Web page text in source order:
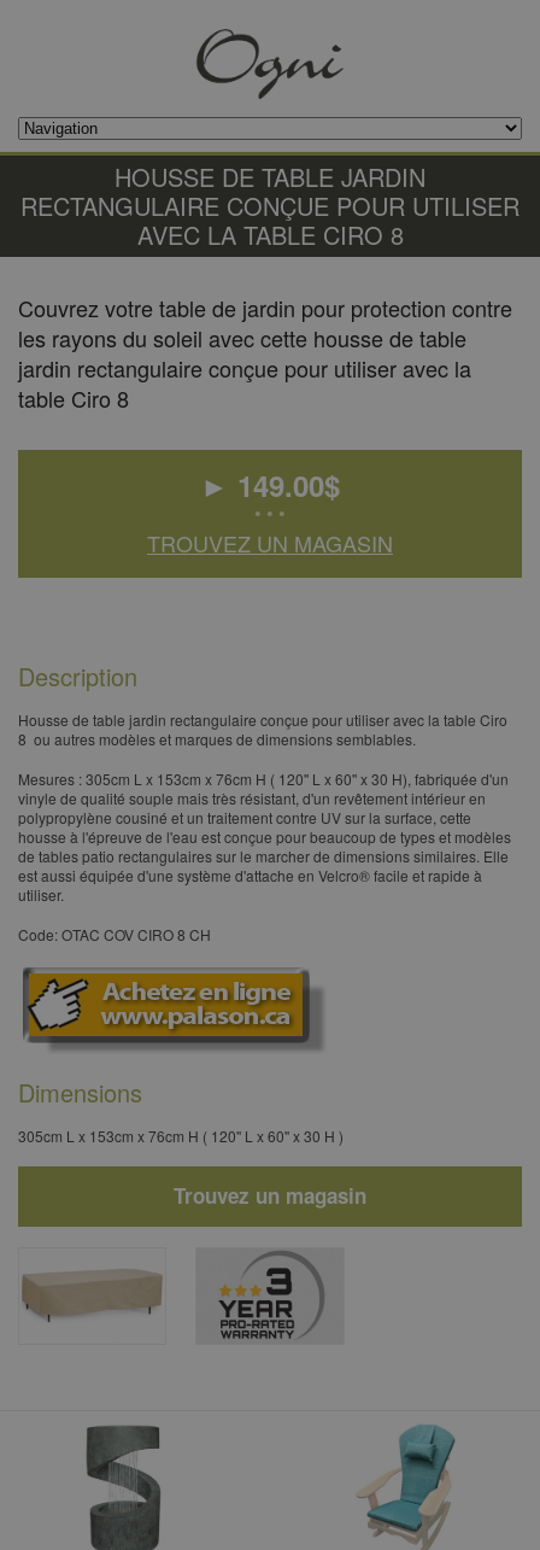
HOUSSE DE TABLE JARDIN
RECTANGULAIRE CONÇUE POUR UTILISER
AVEC LA TABLE CIRO 8
Couvrez votre table de jardin pour protection contre
les rayons du soleil avec cette housse de table
jardin rectangulaire conçue pour utiliser avec la
table Ciro 8
► 149.00$
• • •
TROUVEZ UN MAGASIN
Description
​Housse de table jardin rectangulaire conçue pour utiliser avec la table Ciro
8 ou autres modèles et marques de dimensions semblables.
Mesures : 305cm L x 153cm x 76cm H ( 120'' L x 60'' x 30 H), fabriquée d'un
vinyle de qualité souple mais très résistant, d'un revêtement intérieur en
polypropylène cousiné et un traitement contre UV sur la surface, cette
housse à l'épreuve de l'eau est conçue pour beaucoup de types et modèles
de tables patio rectangulaires sur le marcher de dimensions similaires. Elle
est aussi équipée d'une système d'attache en Velcro® facile et rapide à
utiliser.
Code: OTAC COV CIRO 8 CH
Dimensions
305cm L x 153cm x 76cm H ( 120'' L x 60'' x 30 H )
Trouvez un magasin